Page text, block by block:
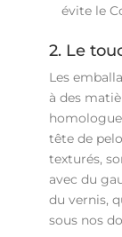
évite le
2. Le
Les
à des
tête de
texturés,
avec du
du vernis,
sous nos